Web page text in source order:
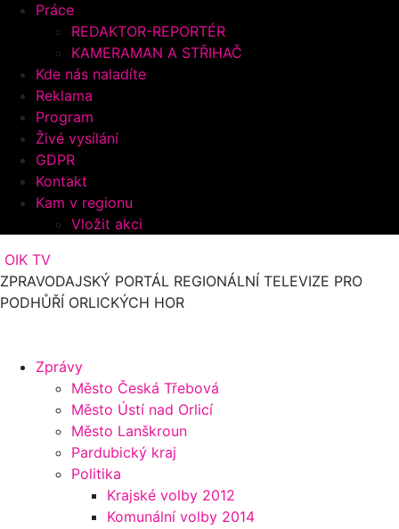
Práce
REDAKTOR-REPORTÉR
KAMERAMAN A STŘIHAČ
Kde nás naladíte
Reklama
Program
Živé vysílání
GDPR
Kontakt
Kam v regionu
Vložit akci
OIK TV
ZPRAVODAJSKÝ PORTÁL REGIONÁLNÍ TELEVIZE PRO
PODHŮŘÍ ORLICKÝCH HOR
Zprávy
Město Česká Třebová
Město Ústí nad Orlicí
Město Lanškroun
Pardubický kraj
Politika
Krajské volby 2012
Komunální volby 2014